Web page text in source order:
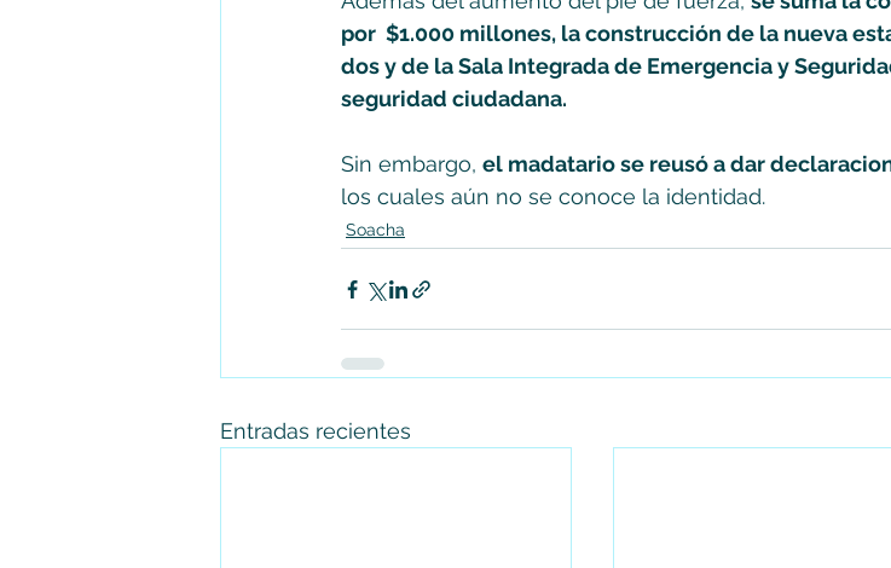
por  $1.000 millones, la construcción de la nueva
dos y de la Sala Integrada de Emergencia y
seguridad ciudadana.
Sin embargo, el madatario se reusó a dar
los cuales aún no se conoce la identidad.
Soacha
Entradas recientes